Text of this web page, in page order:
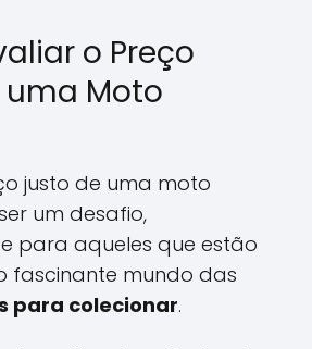
o Preço
Moto
justo de uma moto
um desafio,
para aqueles que estão
fascinante mundo das
para colecionar.